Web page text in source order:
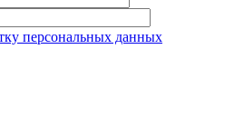
персональных данных